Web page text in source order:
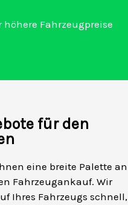
Fahrzeugpreise
für den
eine breite Palette an
Fahrzeugankauf. Wir
Ihres Fahrzeugs schnell,